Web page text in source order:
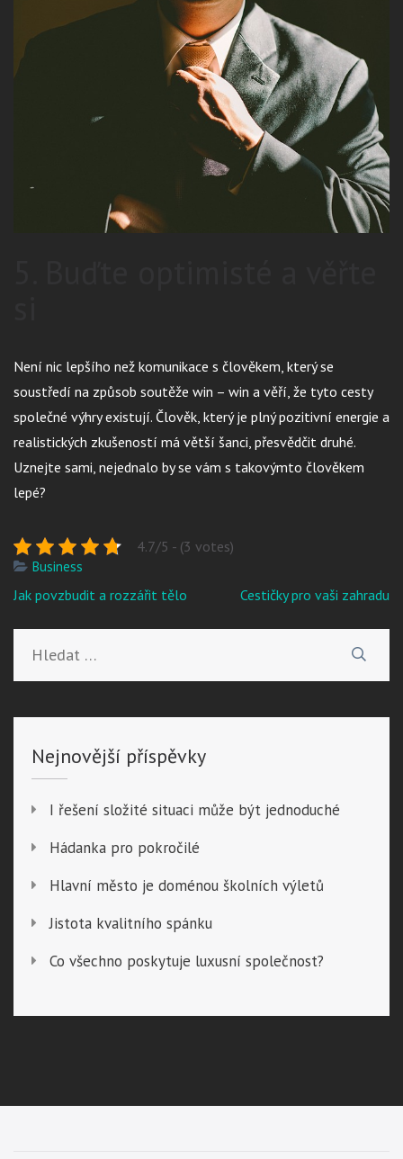
Není nic lepšího než komunikace s člověkem, který se
soustředí na způsob soutěže win – win a věří, že tyto cesty
společné výhry existují. Člověk, který je plný pozitivní energie a
realistických zkušeností má větší šanci, přesvědčit druhé.
Uznejte sami, nejednalo by se vám s takovýmto člověkem
lepé?
4.7/5 - (3 votes)
Business
Navigace
příspěvek
Jak povzbudit a rozzářit tělo Cestičky pro vaši zahradu
Nejnovější příspěvky
I řešení složité situaci může být jednoduché
Hádanka pro pokročilé
Hlavní město je doménou školních výletů
Jistota kvalitního spánku
Co všechno poskytuje luxusní společnost?